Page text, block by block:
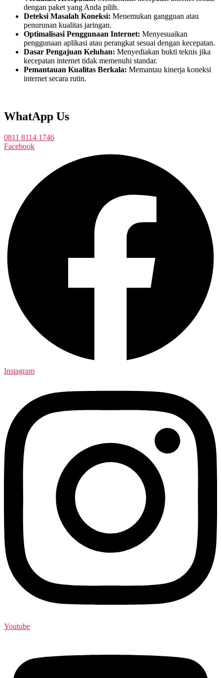
dengan paket yang Anda pilih.
Deteksi Masalah Koneksi: Menemukan gangguan atau
penurunan kualitas jaringan.
Optimalisasi Penggunaan Internet: Menyesuaikan
penggunaan aplikasi atau perangkat sesuai dengan kecepatan.
Dasar Pengajuan Keluhan: Menyediakan bukti teknis jika
kecepatan internet tidak memenuhi standar.
Pemantauan Kualitas Berkala: Memantau kinerja koneksi
internet secara rutin.
WhatApp Us
0811 8114 1746
Facebook
Instagram
Youtube